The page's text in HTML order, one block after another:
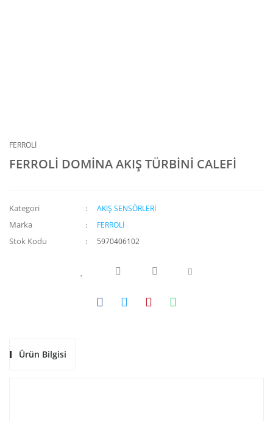
FERROLİ
FERROLİ DOMİNA AKIŞ TÜRBİNİ CALEFİ
Kategori AKIŞ SENSÖRLERİ
Marka FERROLİ
Stok Kodu 5970406102
Ürün Bilgisi